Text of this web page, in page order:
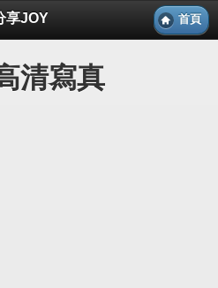
享JOY 首頁
清寫真